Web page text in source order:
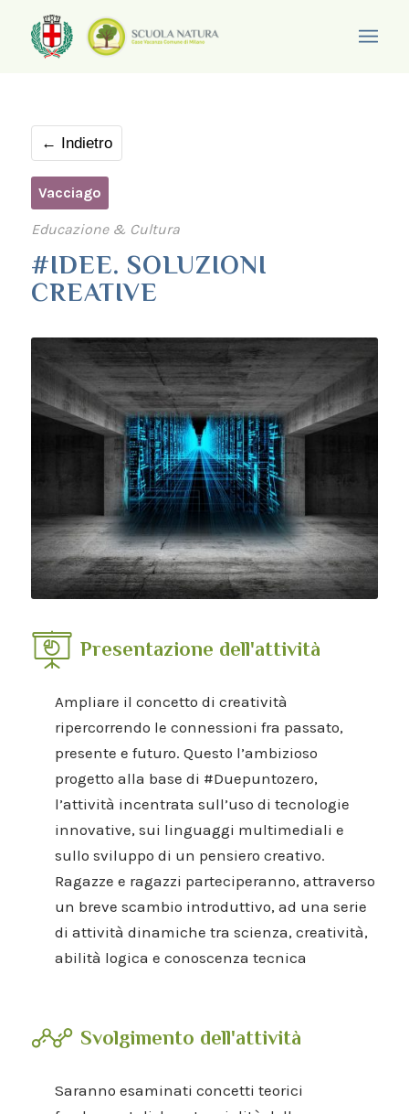
← Indietro
Vacciago
Educazione & Cultura
#IDEE. SOLUZIONI
CREATIVE
Presentazione dell'attività
Ampliare il concetto di creatività
ripercorrendo le connessioni fra passato,
presente e futuro. Questo l’ambizioso
progetto alla base di #Duepuntozero,
l’attività incentrata sull’uso di tecnologie
innovative, sui linguaggi multimediali e
sullo sviluppo di un pensiero creativo.
Ragazze e ragazzi parteciperanno, attraverso
un breve scambio introduttivo, ad una serie
di attività dinamiche tra scienza, creatività,
abilità logica e conoscenza tecnica
Svolgimento dell'attività
Saranno esaminati concetti teorici